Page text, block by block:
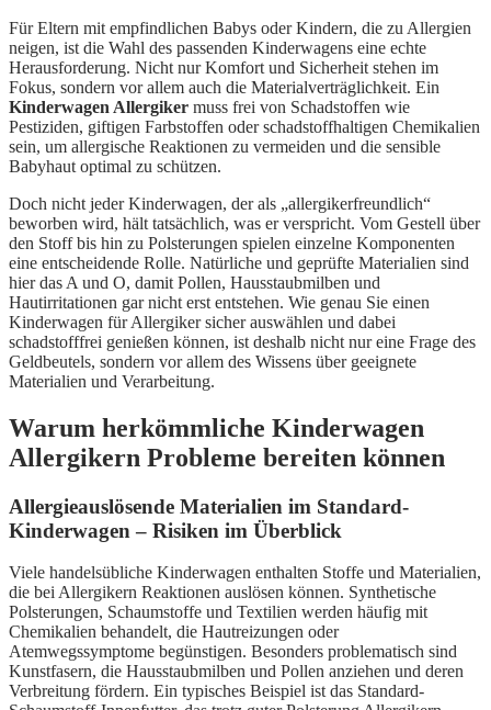
Für Eltern mit empfindlichen Babys oder Kindern, die zu Allergien
neigen, ist die Wahl des passenden Kinderwagens eine echte
Herausforderung. Nicht nur Komfort und Sicherheit stehen im
Fokus, sondern vor allem auch die Materialverträglichkeit. Ein
Kinderwagen Allergiker muss frei von Schadstoffen wie
Pestiziden, giftigen Farbstoffen oder schadstoffhaltigen Chemikalien
sein, um allergische Reaktionen zu vermeiden und die sensible
Babyhaut optimal zu schützen.
Doch nicht jeder Kinderwagen, der als „allergikerfreundlich“
beworben wird, hält tatsächlich, was er verspricht. Vom Gestell über
den Stoff bis hin zu Polsterungen spielen einzelne Komponenten
eine entscheidende Rolle. Natürliche und geprüfte Materialien sind
hier das A und O, damit Pollen, Hausstaubmilben und
Hautirritationen gar nicht erst entstehen. Wie genau Sie einen
Kinderwagen für Allergiker sicher auswählen und dabei
schadstofffrei genießen können, ist deshalb nicht nur eine Frage des
Geldbeutels, sondern vor allem des Wissens über geeignete
Materialien und Verarbeitung.
Warum herkömmliche Kinderwagen
Allergikern Probleme bereiten können
Allergieauslösende Materialien im Standard-
Kinderwagen – Risiken im Überblick
Viele handelsübliche Kinderwagen enthalten Stoffe und Materialien,
die bei Allergikern Reaktionen auslösen können. Synthetische
Polsterungen, Schaumstoffe und Textilien werden häufig mit
Chemikalien behandelt, die Hautreizungen oder
Atemwegssymptome begünstigen. Besonders problematisch sind
Kunstfasern, die Hausstaubmilben und Pollen anziehen und deren
Verbreitung fördern. Ein typisches Beispiel ist das Standard-